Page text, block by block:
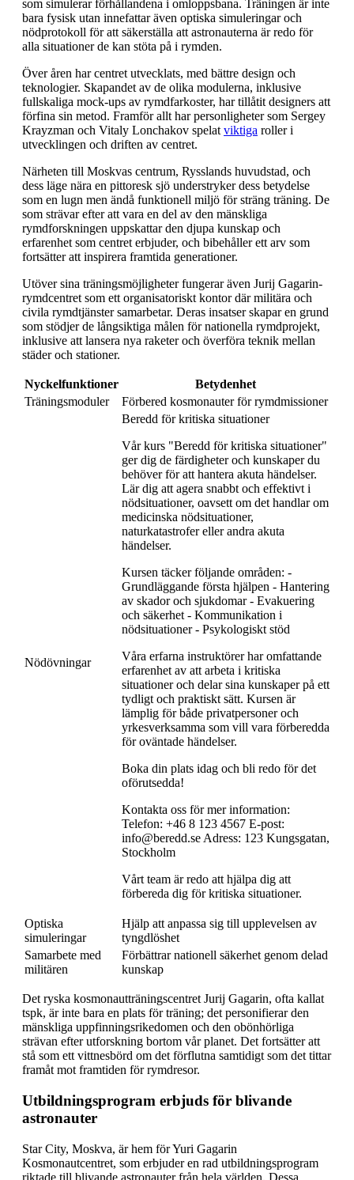
som simulerar förhållandena i omloppsbana. Träningen är inte
bara fysisk utan innefattar även optiska simuleringar och
nödprotokoll för att säkerställa att astronauterna är redo för
alla situationer de kan stöta på i rymden.
Över åren har centret utvecklats, med bättre design och
teknologier. Skapandet av de olika modulerna, inklusive
fullskaliga mock-ups av rymdfarkoster, har tillåtit designers att
förfina sin metod. Framför allt har personligheter som Sergey
Krayzman och Vitaly Lonchakov spelat viktiga roller i
utvecklingen och driften av centret.
Närheten till Moskvas centrum, Rysslands huvudstad, och
dess läge nära en pittoresk sjö understryker dess betydelse
som en lugn men ändå funktionell miljö för sträng träning. De
som strävar efter att vara en del av den mänskliga
rymdforskningen uppskattar den djupa kunskap och
erfarenhet som centret erbjuder, och bibehåller ett arv som
fortsätter att inspirera framtida generationer.
Utöver sina träningsmöjligheter fungerar även Jurij Gagarin-
rymdcentret som ett organisatoriskt kontor där militära och
civila rymdtjänster samarbetar. Deras insatser skapar en grund
som stödjer de långsiktiga målen för nationella rymdprojekt,
inklusive att lansera nya raketer och överföra teknik mellan
städer och stationer.
Nyckelfunktioner
Betydenhet
Träningsmoduler
Förbered kosmonauter för rymdmissioner
Nödövningar
Beredd för kritiska situationer
Vår kurs "Beredd för kritiska situationer"
ger dig de färdigheter och kunskaper du
behöver för att hantera akuta händelser.
Lär dig att agera snabbt och effektivt i
nödsituationer, oavsett om det handlar om
medicinska nödsituationer,
naturkatastrofer eller andra akuta
händelser.
Kursen täcker följande områden: -
Grundläggande första hjälpen - Hantering
av skador och sjukdomar - Evakuering
och säkerhet - Kommunikation i
nödsituationer - Psykologiskt stöd
Våra erfarna instruktörer har omfattande
erfarenhet av att arbeta i kritiska
situationer och delar sina kunskaper på ett
tydligt och praktiskt sätt. Kursen är
lämplig för både privatpersoner och
yrkesverksamma som vill vara förberedda
för oväntade händelser.
Boka din plats idag och bli redo för det
oförutsedda!
Kontakta oss för mer information:
Telefon: +46 8 123 4567 E-post:
info@beredd.se Adress: 123 Kungsgatan,
Stockholm
Vårt team är redo att hjälpa dig att
förbereda dig för kritiska situationer.
Optiska
simuleringar
Hjälp att anpassa sig till upplevelsen av
tyngdlöshet
Samarbete med
militären
Förbättrar nationell säkerhet genom delad
kunskap
Det ryska kosmonautträningscentret Jurij Gagarin, ofta kallat
tspk, är inte bara en plats för träning; det personifierar den
mänskliga uppfinningsrikedomen och den obönhörliga
strävan efter utforskning bortom vår planet. Det fortsätter att
stå som ett vittnesbörd om det förflutna samtidigt som det tittar
framåt mot framtiden för rymdresor.
Utbildningsprogram erbjuds för blivande
astronauter
Star City, Moskva, är hem för Yuri Gagarin
Kosmonautcentret, som erbjuder en rad utbildningsprogram
riktade till blivande astronauter från hela världen. Dessa